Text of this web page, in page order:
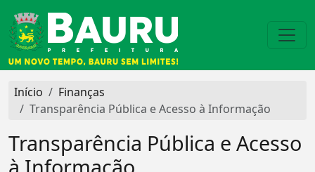
Início
Finanças
Transparência Pública e Acesso à Informação
Transparência Pública e Acesso